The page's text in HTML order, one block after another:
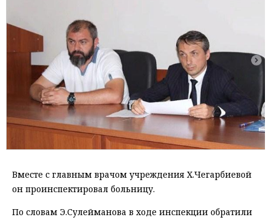
Вместе с главным врачом учреждения Х.Чегарбиевой
он проинспектировал больницу.
По словам Э.Сулейманова в ходе инспекции обратили